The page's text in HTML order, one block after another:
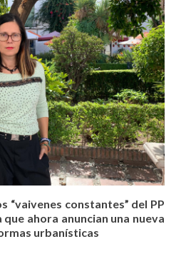
“vaivenes constantes” del PP
ahora anuncian una nueva
urbanísticas